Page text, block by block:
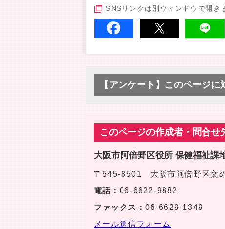
SNSリンクは別ウィンドウで開き
【アンケート】このページ
このページの作成者・問合せ
大阪市阿倍野区役所 保健福祉課
〒545-8501 大阪市阿倍野区文
電話： 06-6622-9882
ファックス： 06-6629-1349
メール送信フォーム